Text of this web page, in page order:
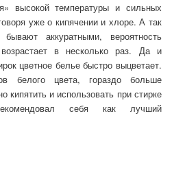
высокой температуры и сильных
уже о кипячении и хлоре. А так
аккуратными, вероятность
в несколько раз. Да и
цветное белье быстро выцветает.
белого цвета, гораздо больше
кипятить и использовать при стирке
себя как лучший